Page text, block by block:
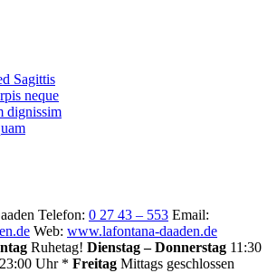
Sagittis
neque
dignissim
Telefon: 0 27 43 – 553 Email:
Web: www.lafontana-daaden.de
Ruhetag! Dienstag – Donnerstag 11:30
Uhr * Freitag Mittags geschlossen